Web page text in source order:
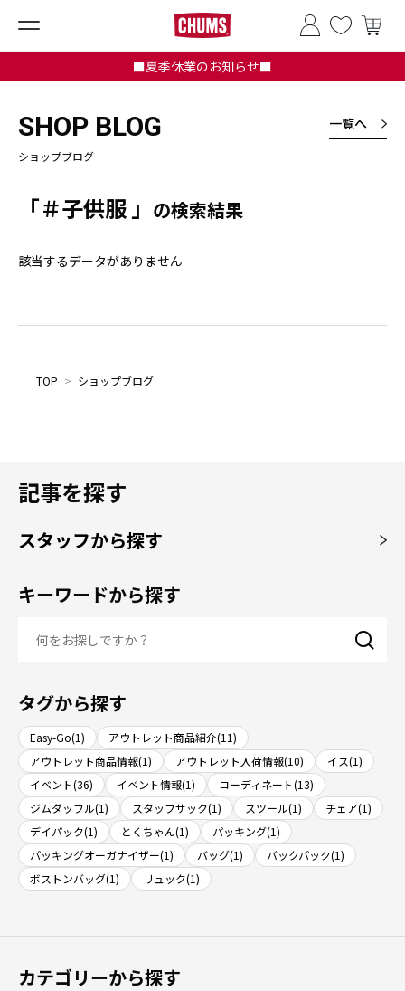
■夏季休業のお知らせ■
SHOP BLOG
ショップブログ
一覧へ
「＃子供服 」 の検索結果
該当するデータがありません
TOP > ショップブログ
記事を探す
スタッフから探す
キーワードから探す
タグから探す
Easy-Go(1)
アウトレット商品紹介(11)
アウトレット商品情報(1)
アウトレット入荷情報(10)
イス(1)
イベント(36)
イベント情報(1)
コーディネート(13)
ジムダッフル(1)
スタッフサック(1) スツール(1)
チェア(1)
デイパック(1)
とくちゃん(1)
パッキング(1)
パッキングオーガナイザー(1)
バッグ(1)
バックパック(1)
ボストンバッグ(1)
リュック(1)
カテゴリーから探す